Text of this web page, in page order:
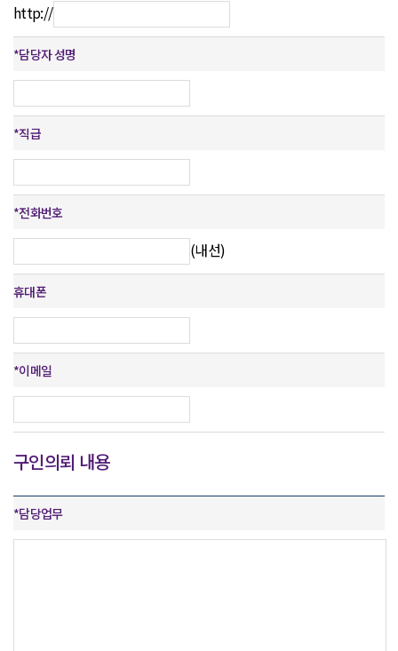
http://
*담당자 성명
*직급
*전화번호
(내선)
휴대폰
*이메일
구인의뢰 내용
*담당업무